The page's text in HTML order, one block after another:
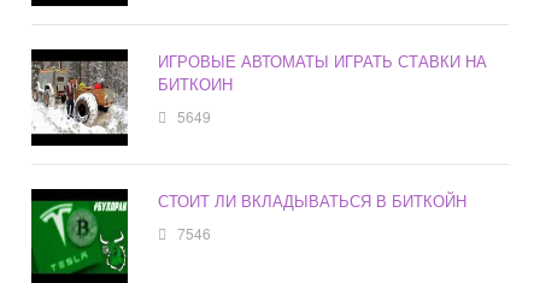
ИГРОВЫЕ АВТОМАТЫ ИГРАТЬ СТАВКИ НА
БИТКОИН
5649
СТОИТ ЛИ ВКЛАДЫВАТЬСЯ В БИТКОЙН
7546